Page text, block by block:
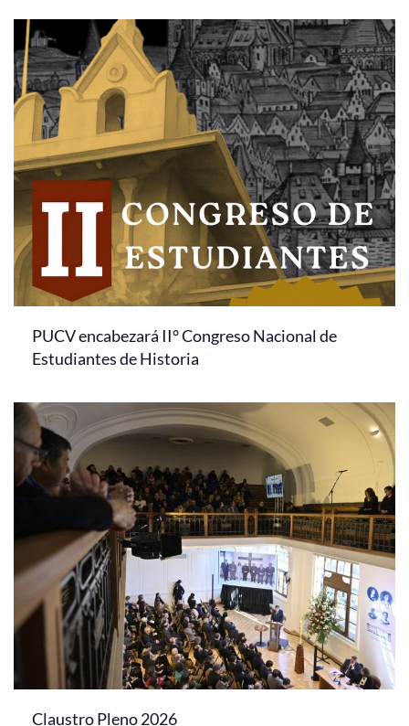
PUCV encabezará II° Congreso Nacional de
Estudiantes de Historia
Claustro Pleno 2026